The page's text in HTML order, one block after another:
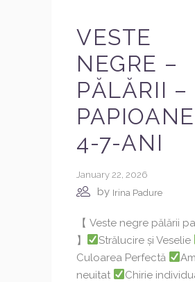
VESTE
NEGRE –
PĂLĂRII –
4-7-ANI
January 22, 2026
by Irina Padure
【 Veste negre pălării
】
Strălucire și Veselie
Culoarea Perfectă
neuitat
Chirie